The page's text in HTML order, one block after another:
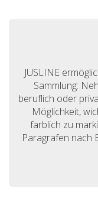
JUSLINE
Sammlung:
beruflich oder
Möglichkeit,
farblich zu
Paragrafen nach